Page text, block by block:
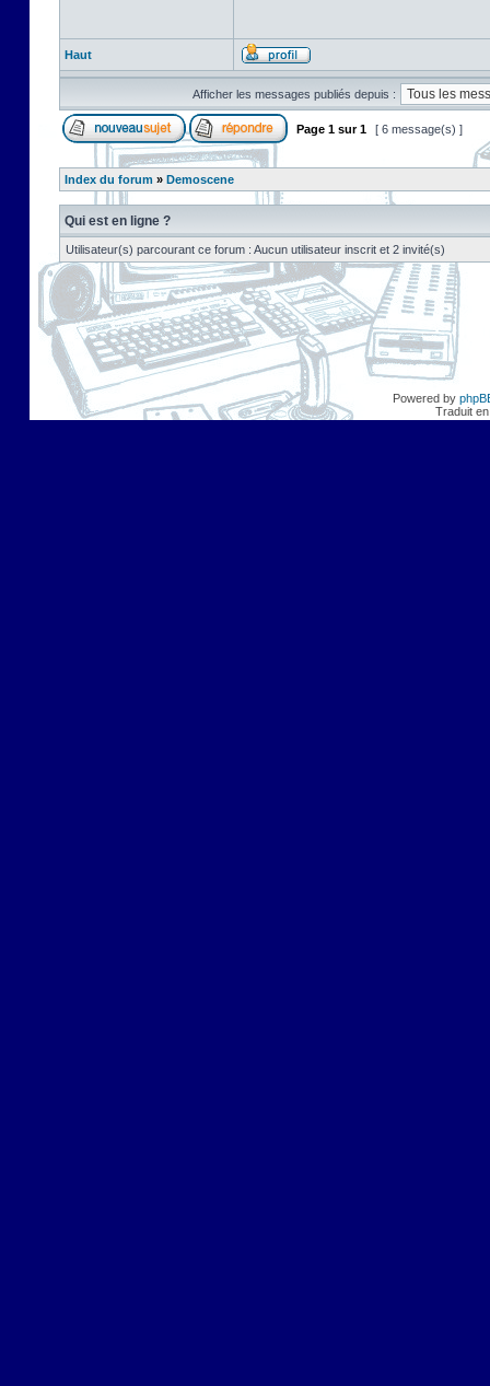
Haut
Afficher les messages publiés depuis :
Page 1 sur1 [ 6 message(s) ]
Index du forum » Demoscene
Qui est en ligne ?
Utilisateur(s) parcourant ce forum : Aucun utilisateur inscrit et 2 invité(s)
Powered by
Traduit